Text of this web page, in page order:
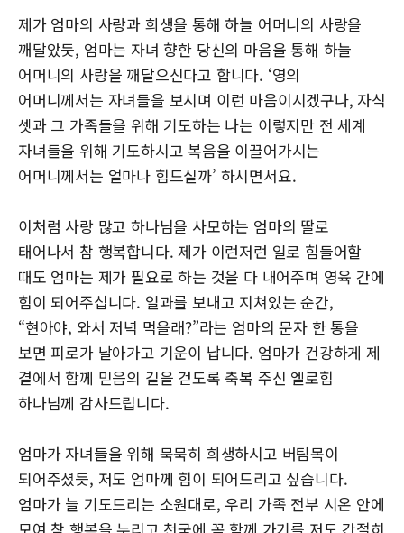
제가 엄마의 사랑과 희생을 통해 하늘 어머니의 사랑을
깨달았듯, 엄마는 자녀 향한 당신의 마음을 통해 하늘
어머니의 사랑을 깨달으신다고 합니다. ‘영의
어머니께서는 자녀들을 보시며 이런 마음이시겠구나, 자식
셋과 그 가족들을 위해 기도하는 나는 이렇지만 전 세계
자녀들을 위해 기도하시고 복음을 이끌어가시는
어머니께서는 얼마나 힘드실까’ 하시면서요.
이처럼 사랑 많고 하나님을 사모하는 엄마의 딸로
태어나서 참 행복합니다. 제가 이런저런 일로 힘들어할
때도 엄마는 제가 필요로 하는 것을 다 내어주며 영육 간에
힘이 되어주십니다. 일과를 보내고 지쳐있는 순간,
“현아야, 와서 저녁 먹을래?”라는 엄마의 문자 한 통을
보면 피로가 날아가고 기운이 납니다. 엄마가 건강하게 제
곁에서 함께 믿음의 길을 걷도록 축복 주신 엘로힘
하나님께 감사드립니다.
엄마가 자녀들을 위해 묵묵히 희생하시고 버팀목이
되어주셨듯, 저도 엄마께 힘이 되어드리고 싶습니다.
엄마가 늘 기도드리는 소원대로, 우리 가족 전부 시온 안에